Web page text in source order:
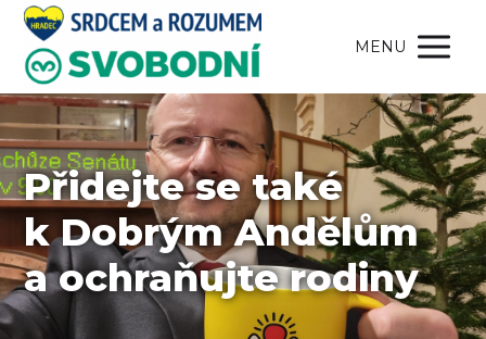
MENU
Přidejte se také
k Dobrým Andělům
a ochraňujte rodiny